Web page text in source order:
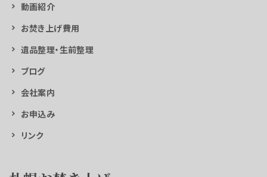
動画紹介
お焚き上げ費用
遺品整理・生前整理
ブログ
会社案内
お申込み
リンク